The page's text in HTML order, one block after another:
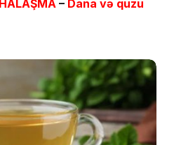
– Dana və quzu